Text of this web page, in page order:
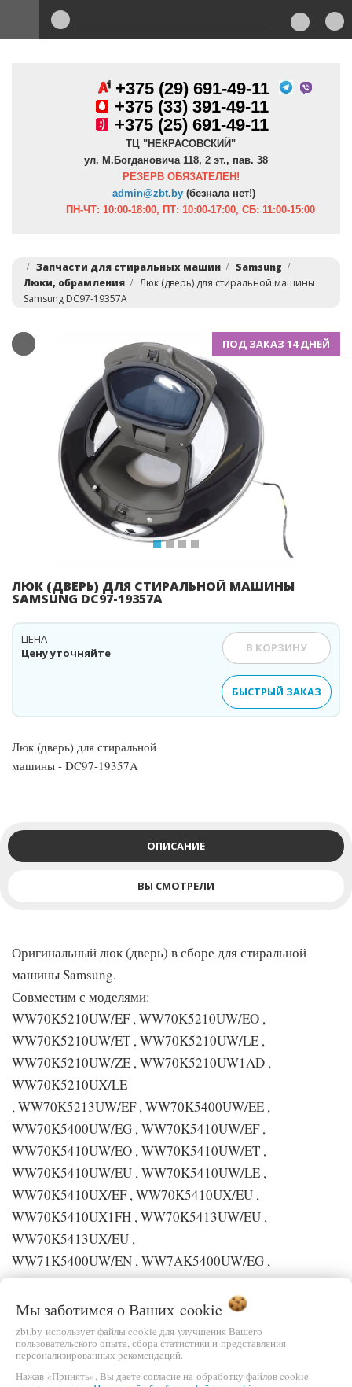
+375 (29) 691-49-11
+375 (33) 391-49-11
+375 (25) 691-49-11
ТЦ "НЕКРАСОВСКИЙ"
ул. М.Богдановича 118, 2 эт., пав. 38
РЕЗЕРВ ОБЯЗАТЕЛЕН!
admin@zbt.by (безнала нет!)
ПН-ЧТ: 10:00-18:00, ПТ: 10:00-17:00, СБ: 11:00-15:00
Запчасти для стиральных машин
Samsung
Люки, обрамления
Люк (дверь) для стиральной машины
Samsung DC97-19357A
ПОД ЗАКАЗ 14 ДНЕЙ
Previous
ЛЮК (ДВЕРЬ) ДЛЯ СТИРАЛЬНОЙ МАШИНЫ
SAMSUNG DC97-19357A
Цену уточняйте
ЦЕНА
В КОРЗИНУ
БЫСТРЫЙ ЗАКАЗ
Люк (дверь) для стиральной
машины - DC97-19357A
ОПИСАНИЕ
ВЫ СМОТРЕЛИ
Оригинальный люк (дверь) в сборе для стиральной
машины Samsung.
Совместим с моделями:
WW70K5210UW/EF , WW70K5210UW/EO ,
WW70K5210UW/ET , WW70K5210UW/LE ,
WW70K5210UW/ZE , WW70K5210UW1AD ,
WW70K5210UX/LE
, WW70K5213UW/EF , WW70K5400UW/EE ,
WW70K5400UW/EG , WW70K5410UW/EF ,
WW70K5410UW/EO , WW70K5410UW/ET ,
WW70K5410UW/EU , WW70K5410UW/LE ,
WW70K5410UX/EF , WW70K5410UX/EU ,
WW70K5410UX1FH , WW70K5413UW/EU ,
WW70K5413UX/EU ,
WW71K5400UW/EN , WW7AK5400UW/EG ,
WW80K5210UW/EF , WW80K5210UW/EO ,
WW80K5210UW/ET , WW80K5210UW/LE ,
WW80K5210UX/FH
, WW80K5400UW/EE , WW80K5400UW/EG ,
WW80K5400UW/ET , WW80K5400UW/WS ,
Мы заботимся о Ваших cookie
zbt.by использует файлы cookie для улучшения Вашего
пользовательского опыта, сбора статистики и представления
персонализированных рекомендаций.
Нажав «Принять», Вы даете согласие на обработку файлов cookie